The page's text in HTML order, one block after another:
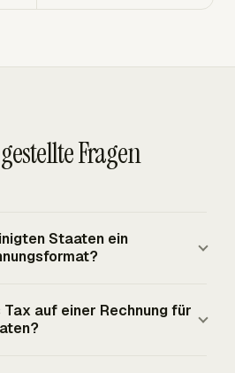
Fragen
Staaten ein
bundesweiten
können ein
auf einer Rechnung für